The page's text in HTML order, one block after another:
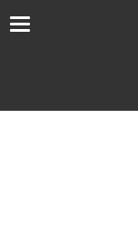
Toggle